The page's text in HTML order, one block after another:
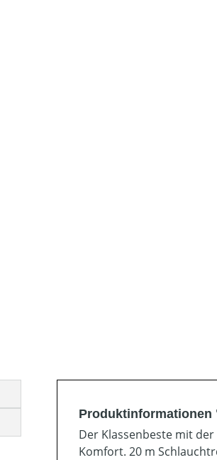
Produktinformationen
Der Klassenbeste mit
Komfort. 20 m